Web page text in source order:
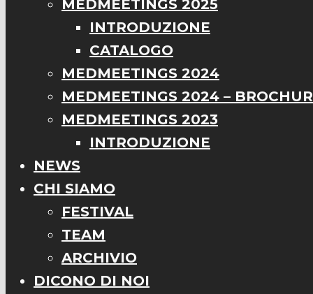
MEDMEETINGS 2025
INTRODUZIONE
CATALOGO
MEDMEETINGS 2024
MEDMEETINGS 2024 –
MEDMEETINGS 2023
INTRODUZIONE
NEWS
CHI SIAMO
FESTIVAL
TEAM
ARCHIVIO
DICONO DI NOI